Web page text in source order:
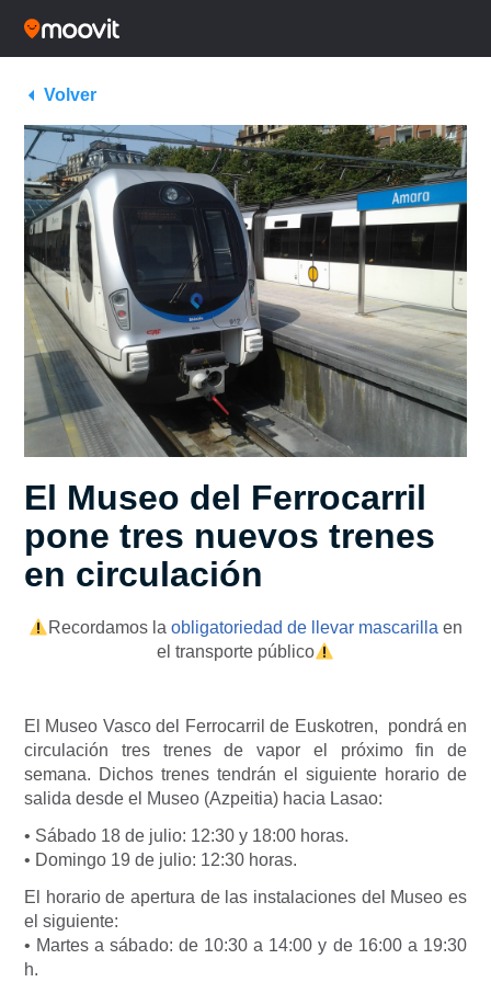
Volver
El Museo del Ferrocarril
pone tres nuevos trenes
en circulación
Recordamos laobligatoriedad de llevar mascarilla en
el transporte público
El Museo Vasco del Ferrocarril de Euskotren, pondrá en
circulación tres trenes de vapor el próximo fin de
semana. Dichos trenes tendrán el siguiente horario de
salida desde el Museo (Azpeitia) hacia Lasao:
• Sábado 18 de julio: 12:30 y 18:00 horas.
• Domingo 19 de julio: 12:30 horas.
El horario de apertura de las instalaciones del Museo es
el siguiente:
• Martes a sábado: de 10:30 a 14:00 y de 16:00 a 19:30
h.